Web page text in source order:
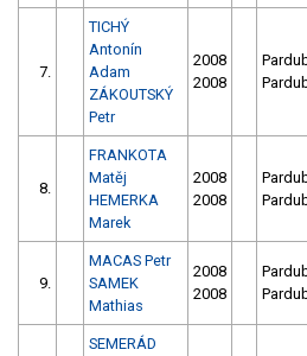
7.
TICHÝ
Antonín
Adam
ZÁKOUTSKÝ
Petr
2008
2008
8.
FRANKOTA
Matěj
HEMERKA
Marek
2008
2008
9.
MACAS Petr
SAMEK
Mathias
2008
2008
SEMERÁD